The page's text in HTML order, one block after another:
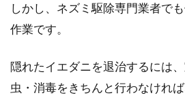
しかし、ネズミ駆除専門業者で
作業です。
隠れたイエダニを退治するには
虫・消毒をきちんと行わなければ